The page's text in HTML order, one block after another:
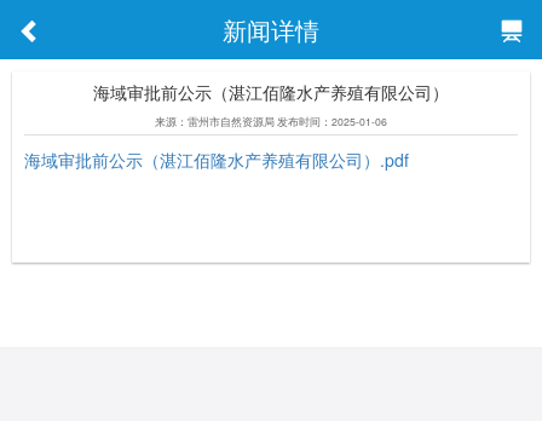
新闻详情
海域审批前公示（湛江佰隆水产养殖有限公司）
来源：雷州市自然资源局 发布时间：2025-01-06
海域审批前公示（湛江佰隆水产养殖有限公司）.pdf